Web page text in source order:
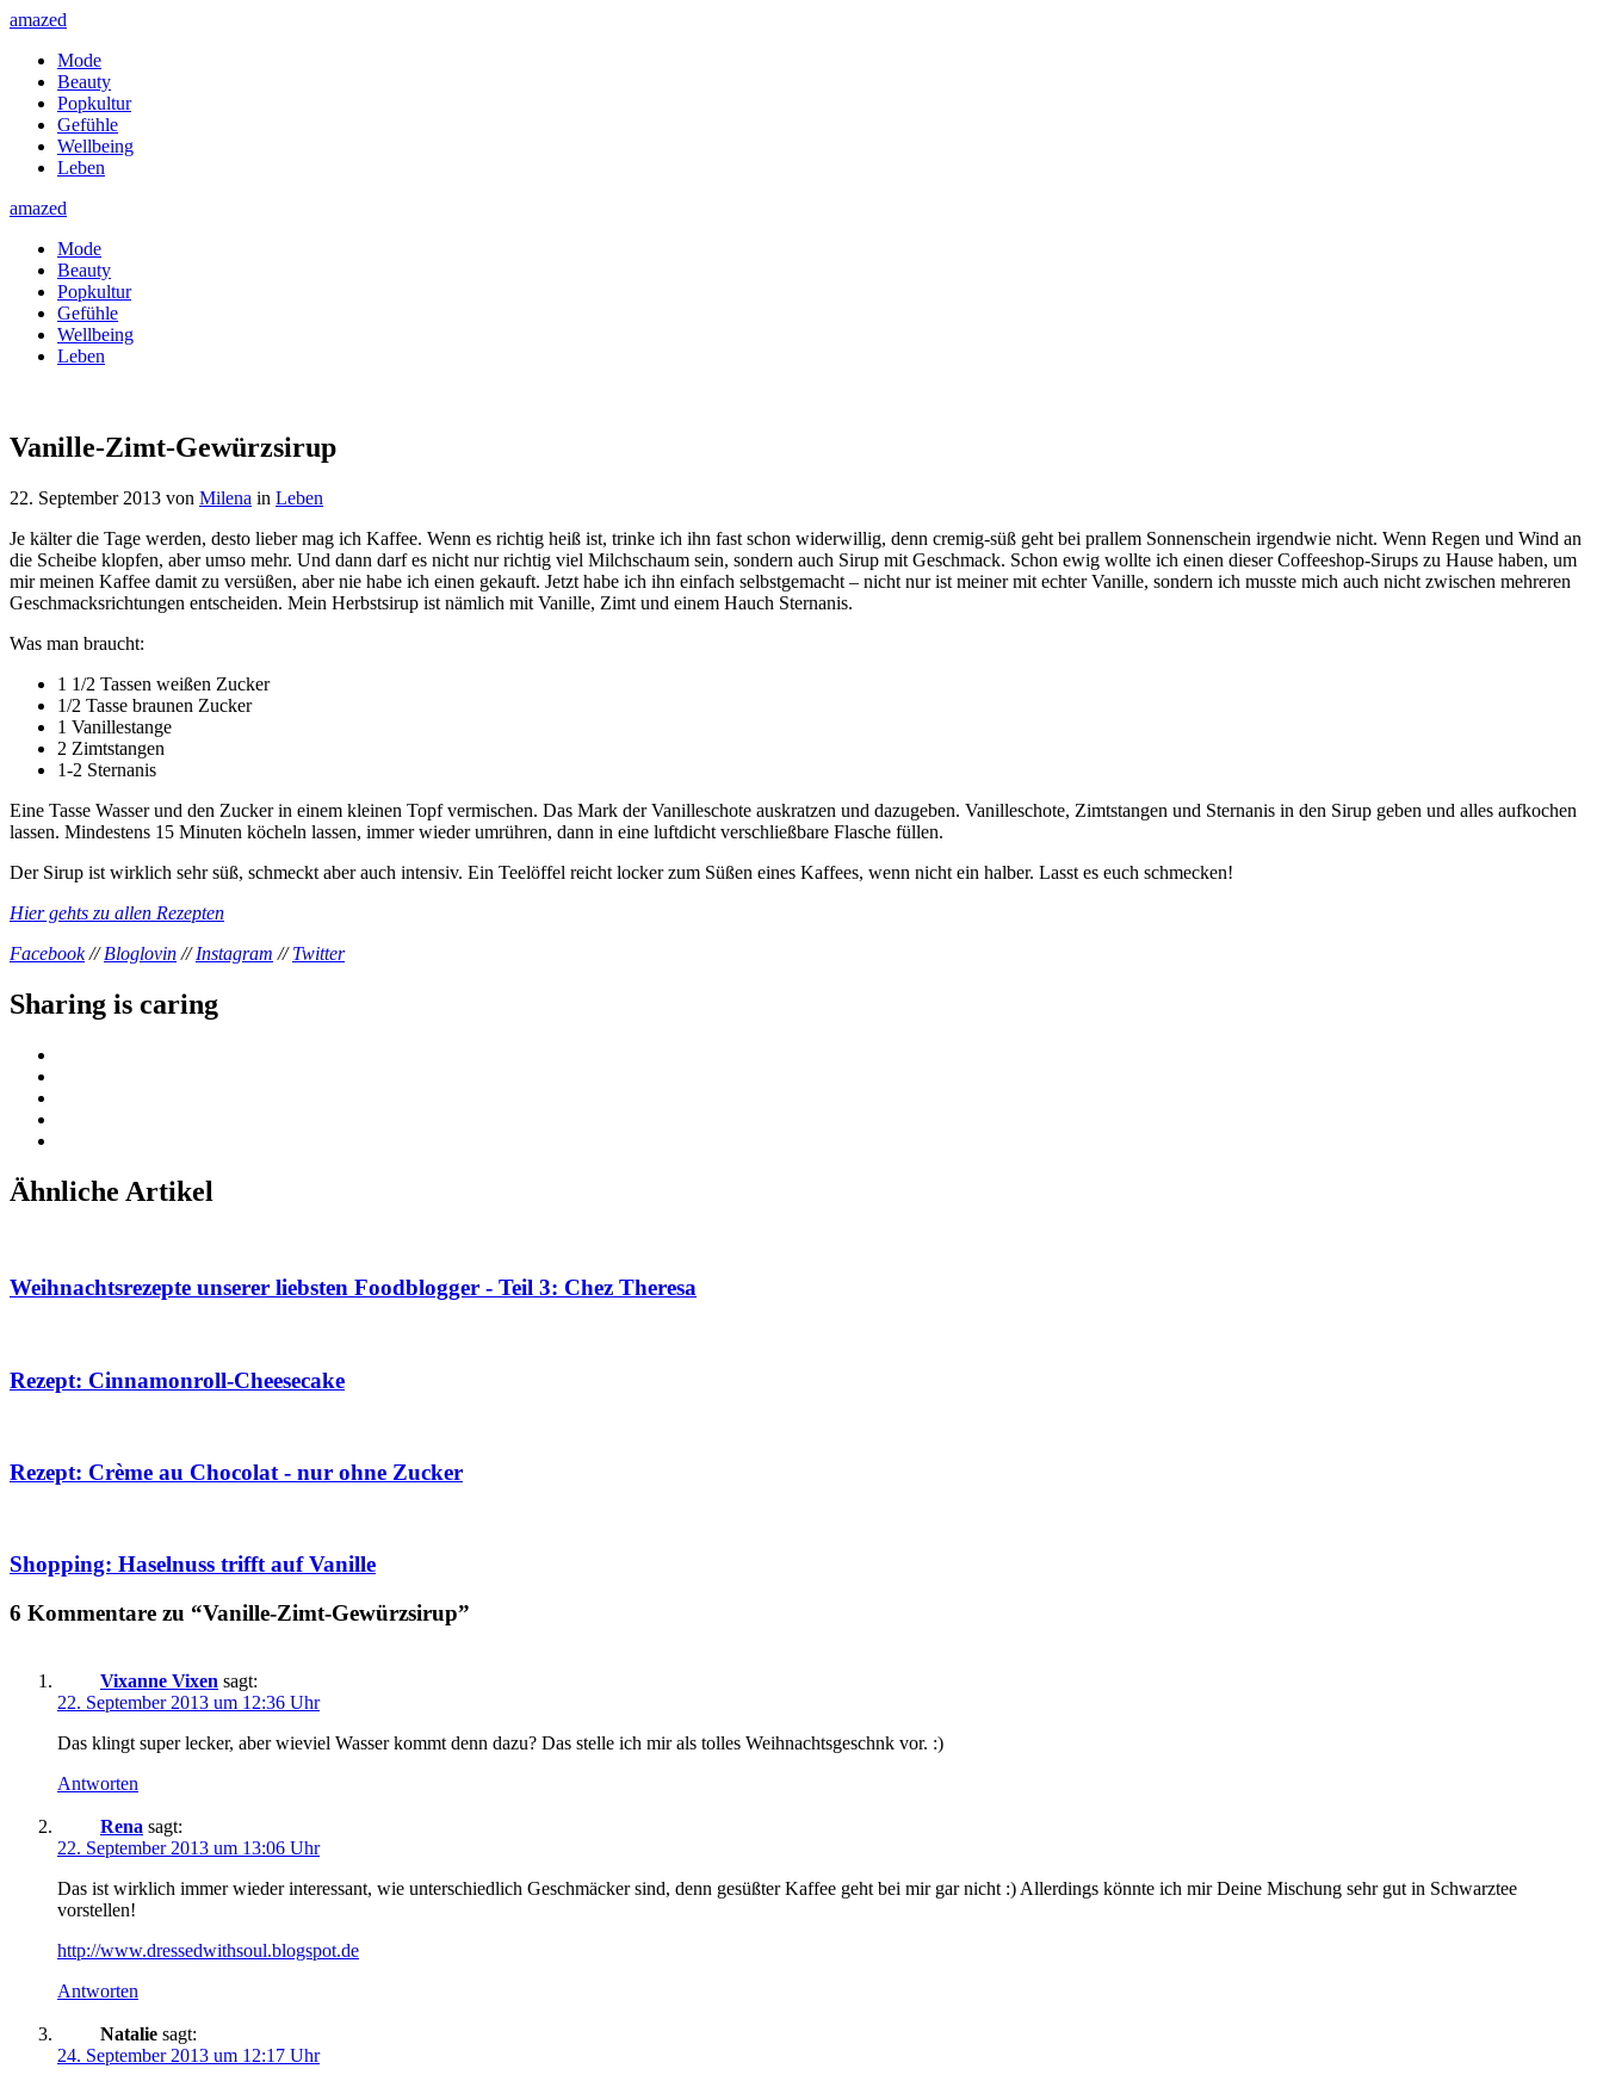
amazed
Mode
Beauty
Popkultur
Gefühle
Wellbeing
Leben
amazed
Mode
Beauty
Popkultur
Gefühle
Wellbeing
Leben
Vanille-Zimt-Gewürzsirup
22. September 2013 von Milena in Leben
Je kälter die Tage werden, desto lieber mag ich Kaffee. Wenn es richtig heiß ist, trinke ich ihn fast schon widerwillig, denn cremig-süß geht bei prallem Sonnenschein irgendwie nicht. Wenn Regen und Wind an
die Scheibe klopfen, aber umso mehr. Und dann darf es nicht nur richtig viel Milchschaum sein, sondern auch Sirup mit Geschmack. Schon ewig wollte ich einen dieser Coffeeshop-Sirups zu Hause haben, um
mir meinen Kaffee damit zu versüßen, aber nie habe ich einen gekauft. Jetzt habe ich ihn einfach selbstgemacht – nicht nur ist meiner mit echter Vanille, sondern ich musste mich auch nicht zwischen mehreren
Geschmacksrichtungen entscheiden. Mein Herbstsirup ist nämlich mit Vanille, Zimt und einem Hauch Sternanis.
Was man braucht:
1 1/2 Tassen weißen Zucker
1/2 Tasse braunen Zucker
1 Vanillestange
2 Zimtstangen
1-2 Sternanis
Eine Tasse Wasser und den Zucker in einem kleinen Topf vermischen. Das Mark der Vanilleschote auskratzen und dazugeben. Vanilleschote, Zimtstangen und Sternanis in den Sirup geben und alles aufkochen
lassen. Mindestens 15 Minuten köcheln lassen, immer wieder umrühren, dann in eine luftdicht verschließbare Flasche füllen.
Der Sirup ist wirklich sehr süß, schmeckt aber auch intensiv. Ein Teelöffel reicht locker zum Süßen eines Kaffees, wenn nicht ein halber. Lasst es euch schmecken!
Hier gehts zu allen Rezepten
Facebook//Bloglovin //Instagram //Twitter
Sharing is caring
Ähnliche Artikel
Weihnachtsrezepte unserer liebsten Foodblogger - Teil 3: Chez Theresa
Rezept: Cinnamonroll-Cheesecake
Rezept: Crème au Chocolat - nur ohne Zucker
Shopping: Haselnuss trifft auf Vanille
6 Kommentare zu “Vanille-Zimt-Gewürzsirup”
Vixanne Vixen sagt:
22. September 2013 um 12:36 Uhr
Das klingt super lecker, aber wieviel Wasser kommt denn dazu? Das stelle ich mir als tolles Weihnachtsgeschnk vor. :)
Antworten
Rena sagt:
22. September 2013 um 13:06 Uhr
Das ist wirklich immer wieder interessant, wie unterschiedlich Geschmäcker sind, denn gesüßter Kaffee geht bei mir gar nicht :) Allerdings könnte ich mir Deine Mischung sehr gut in Schwarztee
vorstellen!
http://www.dressedwithsoul.blogspot.de
Antworten
Natalie sagt:
24. September 2013 um 12:17 Uhr